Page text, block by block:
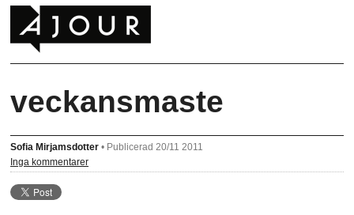
veckansmaste
Sofia Mirjamsdotter • Publicerad 20/11 2011
Inga kommentarer